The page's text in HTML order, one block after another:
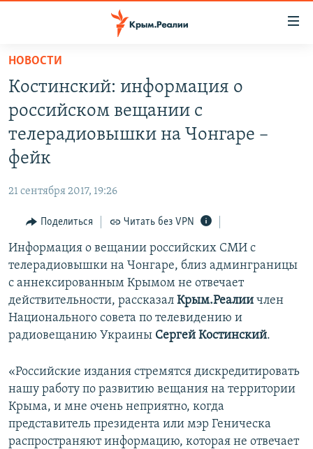
Вернуться
основному
содержанию
Вернутся
главной
Вернутся
поиску
КАРТА ВОЕННЫХ ОБЪЕКТОВ КРЫМА
ВОДА
ИСТОРИЯ
ИНТЕРАКТИВ
ИНФОГРАФИКА
ТЕЛЕПРОЕКТ КРЫМ.РЕАЛИИ
СОВЕТЫ ПРАВОЗАЩИТНИКОВ
ПРОПАВШИЕ БЕЗ ВЕСТИ
ПОБЕДИТЕЛЕЙ НЕ СУДЯТ?
ELIFBE
УКРАИНСКАЯ ПРОБЛЕМА КРЫМА
РАДІО СВОБОДА
КАК ОБОЙТИ БЛОКИРОВКУ
Українською
Qırımtatar
ПРИСОЕДИНЯЙТЕСЬ!
Все сайты RFE/RL
НОВОСТИ
Костинский: информация о
российском вещании с
телерадиовышки на Чонгаре –
фейк
21 сентября 2017, 19:26
Поделиться Читать без VPN
Информация о вещании российских СМИ с
телерадиовышки на Чонгаре, близ админграницы
с аннексированным Крымом не отвечает
действительности, рассказал Крым.Реалии член
Национального совета по телевидению и
радиовещанию Украины Сергей Костинский.
«Российские издания стремятся дискредитировать
нашу работу по развитию вещания на территории
Крыма, и мне очень неприятно, когда
представитель президента или мэр Геническа
распространяют информацию, которая не отвечает